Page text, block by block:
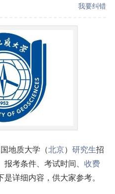
我要纠错
地质大学（北京） 研究生招
考条件、考试时间、 收费
详细内容，供大家参考。